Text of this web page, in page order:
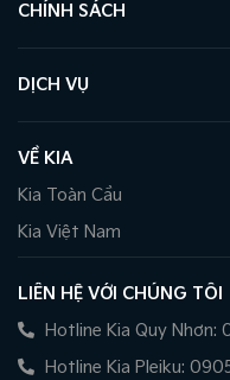
CHÍNH SÁCH
DỊCH VỤ
VỀ KIA
Kia Toàn Cầu
Kia Việt Nam
LIÊN HỆ VỚI CHÚNG TÔI
Hotline Kia Quy Nhơn:
Hotline Kia Pleiku: